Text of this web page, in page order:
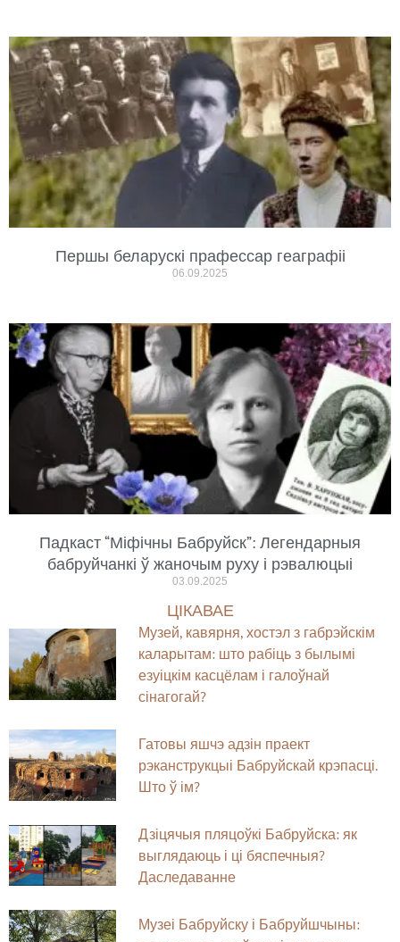
Першы беларускі прафессар геаграфіі
06.09.2025
Падкаст “Міфічны Бабруйск”: Легендарныя
бабруйчанкі ў жаночым руху і рэвалюцыі
03.09.2025
ЦІКАВАЕ
Музей, кавярня, хостэл з габрэйскім
каларытам: што рабіць з былымі
езуіцкім касцёлам і галоўнай
сінагогай?
Гатовы яшчэ адзін праект
рэканструкцыі Бабруйскай крэпасці.
Што ў ім?
Дзіцячыя пляцоўкі Бабруйска: як
выглядаюць і ці бяспечныя?
Даследаванне
Музеі Бабруйску і Бабруйшчыны: